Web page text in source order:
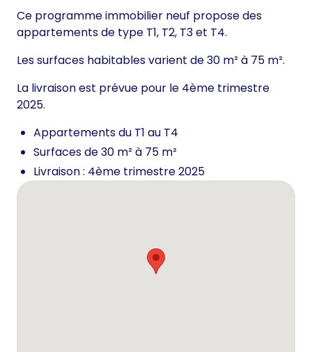
Ce programme immobilier neuf propose des
appartements de type T1, T2, T3 et T4.
Les surfaces habitables varient de 30 m² à 75 m².
La livraison est prévue pour le 4ème trimestre
2025.
Appartements du T1 au T4
Surfaces de 30 m² à 75 m²
Livraison : 4ème trimestre 2025